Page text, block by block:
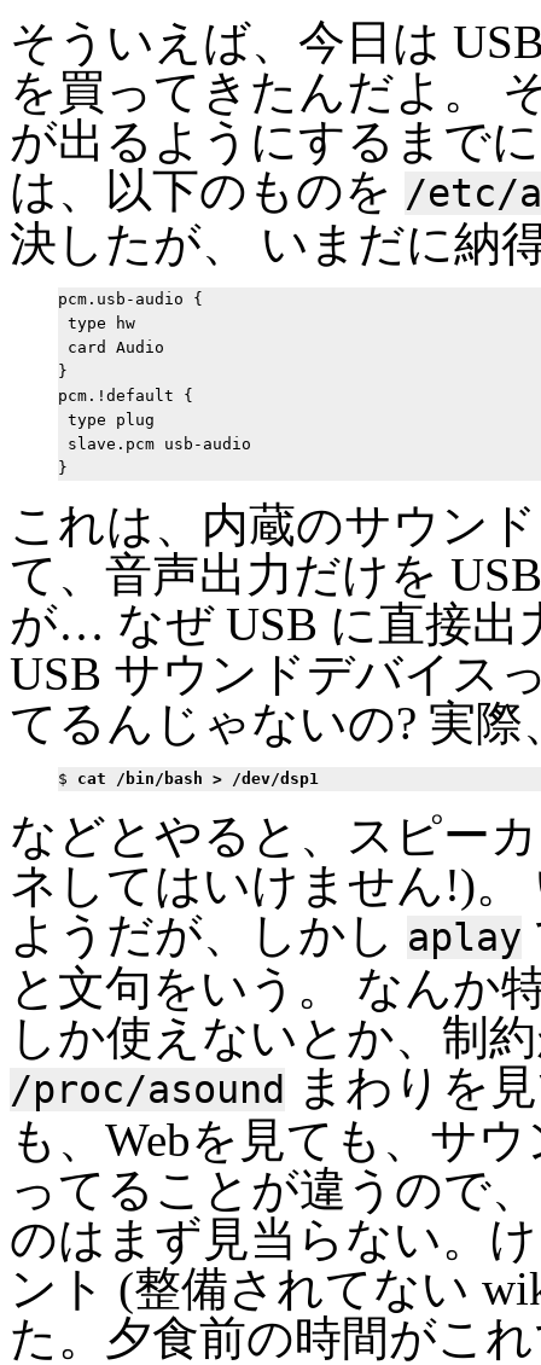
そういえば、今日は
を買ってきたんだよ。
が出るようにするまで
は、以下のものを /etc/
決したが、 いまだに納
pcm.usb-audio {
type hw
card Audio
}
pcm.!default {
type plug
slave.pcm usb-audio
これは、内蔵のサウン
て、音声出力だけを
が… なぜ USB に直接出
USB サウンドデバイス
てるんじゃないの? 実際
$ cat /bin/bash > /dev/dsp1
などとやると、スピー
ネしてはいけません!)。
ようだが、しかし aplay
と文句をいう。 なんか
しか使えないとか、制
/proc/asound
まわりを
も、Webを見ても、サ
ってることが違うので
のはまず見当らない。
ント (整備されてない
た。夕食前の時間がこ